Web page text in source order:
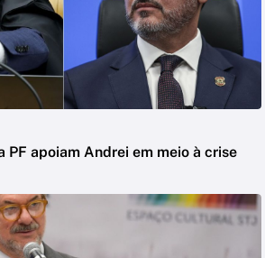
PF apoiam Andrei em meio à crise